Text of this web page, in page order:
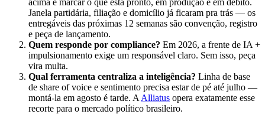
acima e marcar o que está pronto, em produção e em débito.
Janela partidária, filiação e domicílio já ficaram pra trás — os
entregáveis das próximas 12 semanas são convenção, registro
e peça de lançamento.
Quem responde por compliance? Em 2026, a frente de IA +
impulsionamento exige um responsável claro. Sem isso, peça
vira multa.
Qual ferramenta centraliza a inteligência? Linha de base
de share of voice e sentimento precisa estar de pé até julho —
montá-la em agosto é tarde. A Alliatus opera exatamente esse
recorte para o mercado político brasileiro.